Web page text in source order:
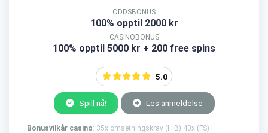
ODDSBONUS
100% opptil 2000 kr
CASINOBONUS
100% opptil 5000 kr + 200 free spins
5.0
Spill nå! Les anmeldelse
Bonusvilkår casino: 35x omsetningskrav (I+B) 40x (FS) |